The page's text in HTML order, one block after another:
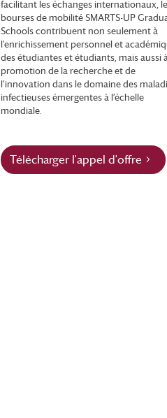
facilitant les échanges internationaux,
bourses de mobilité SMARTS-UP
Schools contribuent non seulement à
l’enrichissement personnel et
des étudiantes et étudiants, mais aussi
promotion de la recherche et de
l’innovation dans le domaine des
infectieuses émergentes à l’échelle
mondiale.
Télécharger l'appel d'offre